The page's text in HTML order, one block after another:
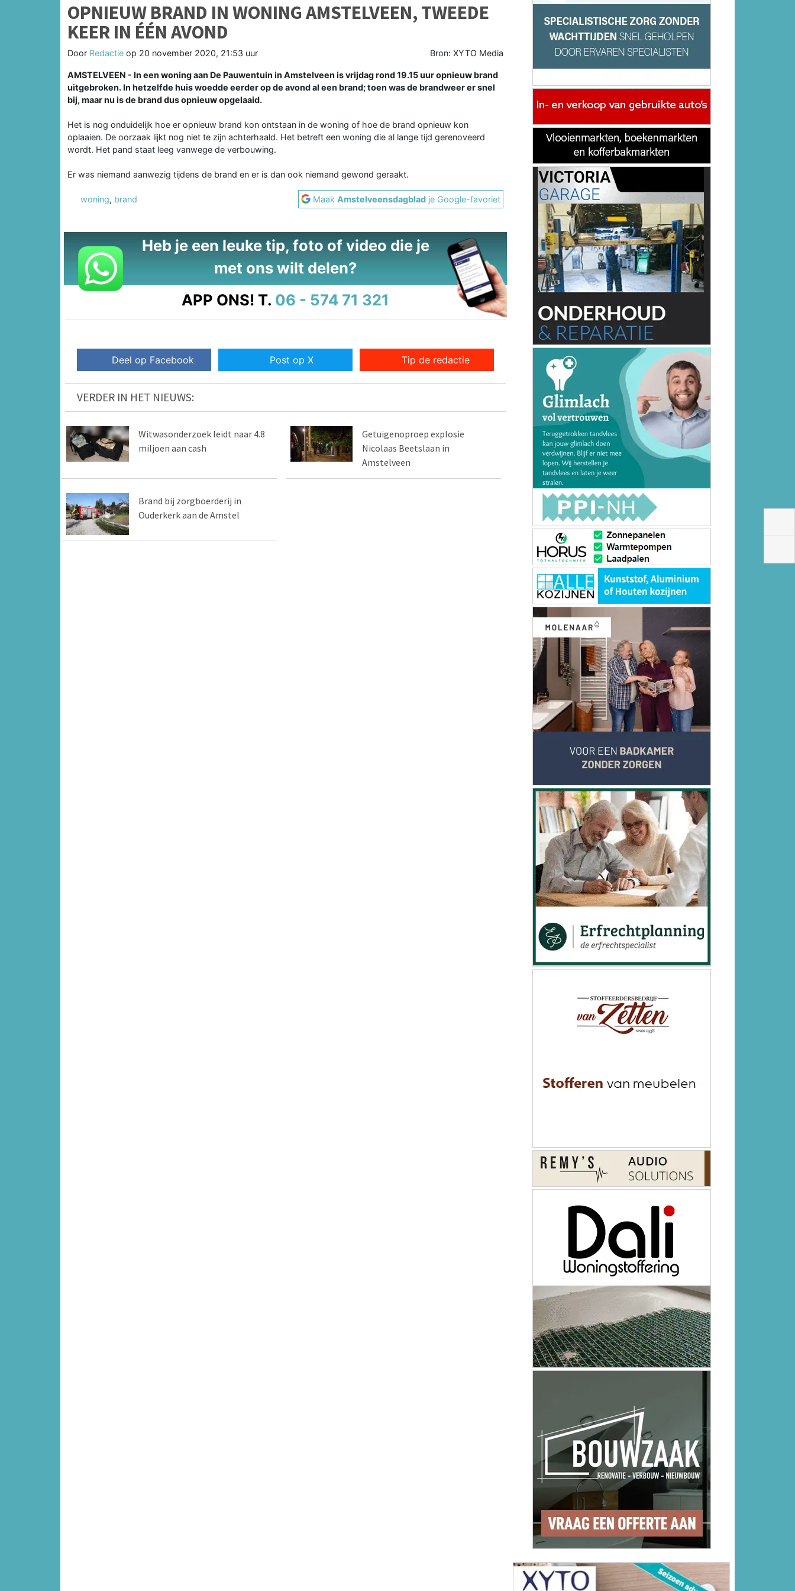
OPNIEUW BRAND IN WONING AMSTELVEEN, TWEEDE
KEER IN ÉÉN AVOND
Door Redactie op 20 november 2020, 21:53 uur Bron: XYTO Media
AMSTELVEEN - In een woning aan De Pauwentuin in Amstelveen is vrijdag rond 19.15 uur opnieuw brand
uitgebroken. In hetzelfde huis woedde eerder op de avond al een brand; toen was de brandweer er snel
bij, maar nu is de brand dus opnieuw opgelaaid.
Het is nog onduidelijk hoe er opnieuw brand kon ontstaan in de woning of hoe de brand opnieuw kon
oplaaien. De oorzaak lijkt nog niet te zijn achterhaald. Het betreft een woning die al lange tijd gerenoveerd
wordt. Het pand staat leeg vanwege de verbouwing.
Er was niemand aanwezig tijdens de brand en er is dan ook niemand gewond geraakt.
woning, brand MaakAmstelveensdagblad je Google-favoriet
Heb je een leuke tip, foto of video die je
met ons wilt delen?
APP ONS! T. 06 - 574 71 321
Deel op Facebook Post op X Tip de redactie
VERDER IN HET NIEUWS:
Witwasonderzoek leidt naar 4.8
miljoen aan cash
Getuigenoproep explosie
Nicolaas Beetslaan in
Amstelveen
Brand bij zorgboerderij in
Ouderkerk aan de Amstel